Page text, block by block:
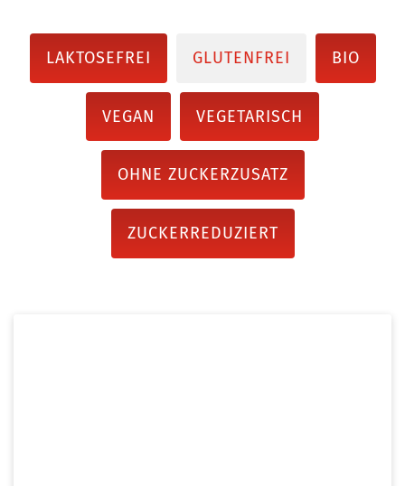
LAKTOSEFREI GLUTENFREI BIO
VEGAN VEGETARISCH
OHNE ZUCKERZUSATZ
ZUCKERREDUZIERT